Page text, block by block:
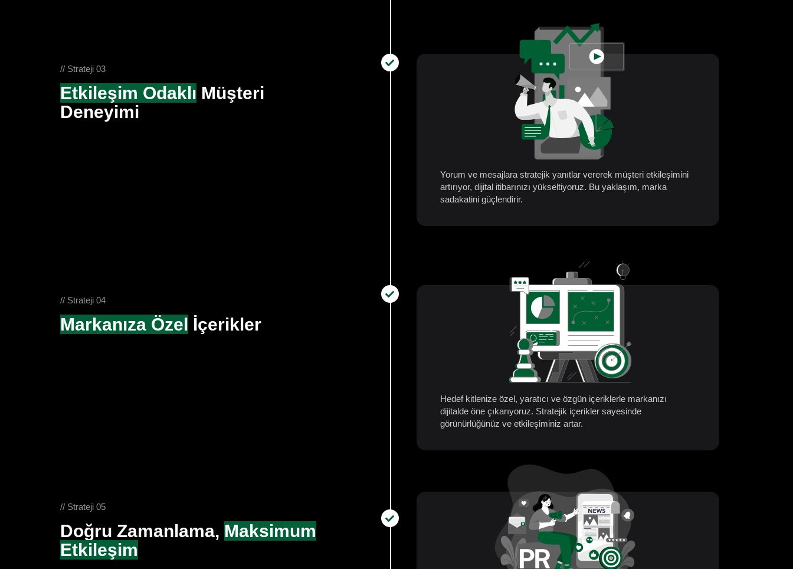
// Strateji 03
Etkileşim Odaklı Müşteri
Deneyimi
Yorum ve mesajlara stratejik yanıtlar vererek müşteri etkileşimini
artırıyor, dijital itibarınızı yükseltiyoruz. Bu yaklaşım, marka
sadakatini güçlendirir.
// Strateji 04
Markanıza Özel İçerikler
Hedef kitlenize özel, yaratıcı ve özgün içeriklerle markanızı
dijitalde öne çıkarıyoruz. Stratejik içerikler sayesinde
görünürlüğünüz ve etkileşiminiz artar.
// Strateji 05
Doğru Zamanlama, Maksimum
Etkileşim